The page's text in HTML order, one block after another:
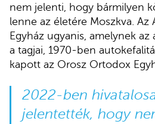
nem jelenti, hogy bármilyen
lenne az életére Moszkva. Az
Egyház ugyanis, amelynek az
a tagjai, 1970-ben
kapott az Orosz Ortodox
2022-ben
jelentették, hogy